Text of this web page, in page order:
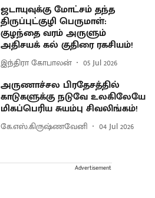
ஜடாயுவுக்கு மோட்சம் தந்த
திருப்புட்குழி பெருமாள்:
குழந்தை வரம் அருளும்
அதிசயக் கல் குதிரை ரகசியம்!
இந்திரா கோபாலன் 05 Jul 2026
அருணாச்சல பிரதேசத்தில்
காடுகளுக்கு நடுவே உலகிலேயே
மிகப்பெரிய சுயம்பு சிவலிங்கம்!
கே.எஸ்.கிருஷ்ணவேனி 04 Jul 2026
Advertisement